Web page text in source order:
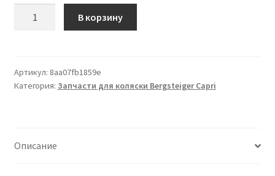
inkl.
Räder
В корзину
Артикул: 8aa07fb1859e
Категория: Запчасти для коляски Bergsteiger Capri
Описание